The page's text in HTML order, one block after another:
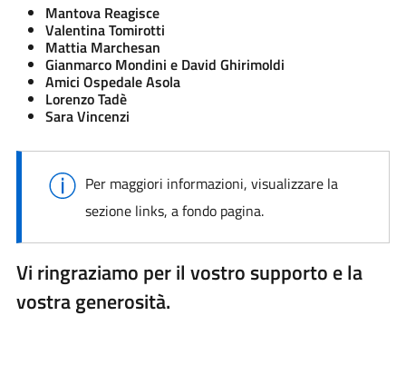
Mantova Reagisce
Valentina Tomirotti
Mattia Marchesan
Gianmarco Mondini e David Ghirimoldi
Amici Ospedale Asola
Lorenzo Tadè
Sara Vincenzi
Per maggiori informazioni, visualizzare la
sezione links, a fondo pagina.
Vi ringraziamo per il vostro supporto e la
vostra generosità.